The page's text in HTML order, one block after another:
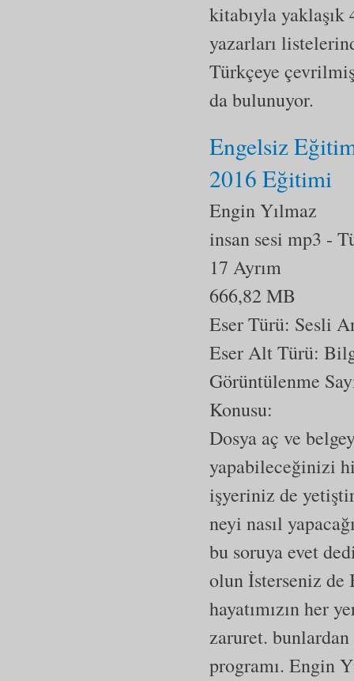
kitabıyla yaklaşık
yazarları
Türkçeye
da bulunuyor.
Engelsiz
2016 Eğitimi
Engin Yılmaz
insan sesi mp3 -
17 Ayrım
666,82 MB
Eser Türü: Sesli
Eser Alt Türü:
Görüntülenme
Konusu:
Dosya aç ve
yapabileceğinizi
işyeriniz de
neyi nasıl
bu soruya evet
olun İsterseniz de
hayatımızın her
zaruret.
programı. Engin